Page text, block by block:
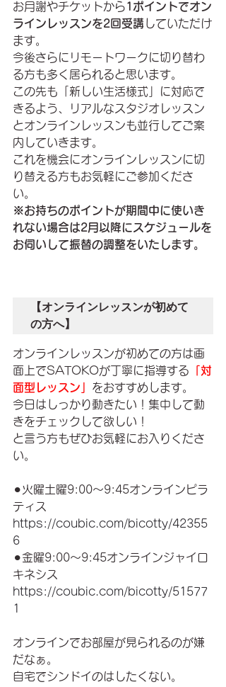
お月謝やチケットから1ポイントでオン
ラインレッスンを2回受講 していただけ
ます。
今後さらにリモートワークに切り替わ
る方も多く居られると思います。
この先も「新しい生活様式」に対応で
きるよう、リアルなスタジオレッスン
とオンラインレッスンも並行してご案
内していきます。
これを機会にオンラインレッスンに切
り替える方もお気軽にご参加くださ
い。
※お持ちのポイントが期間中に使いき
れない場合は2月以降にスケジュールを
お伺いして振替の調整をいたします。
【オンラインレッスンが初めて
の方へ】
オンラインレッスンが初めての方は画
面上でSATOKOが丁寧に指導する 「対
面型レッスン」 をおすすめします。
今日はしっかり動きたい！集中して動
きをチェックして欲しい！
と言う方もぜひお気軽にお入りくださ
い。
⚫︎火曜土曜9:00〜9:45オンラインピラ
ティス
https://coubic.com/bicotty/42355
6
⚫︎金曜9:00〜9:45オンラインジャイロ
キネシス
https://coubic.com/bicotty/51577
1
オンラインでお部屋が見られるのが嫌
だなぁ。
自宅でシンドイのはしたくない。